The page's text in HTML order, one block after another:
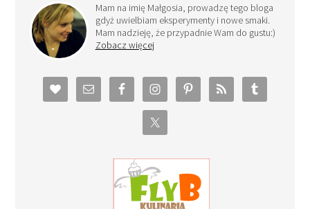
Mam na imię Małgosia, prowadzę tego bloga
gdyż uwielbiam eksperymenty i nowe smaki.
Mam nadzieję, że przypadnie Wam do gustu:)
Zobacz więcej